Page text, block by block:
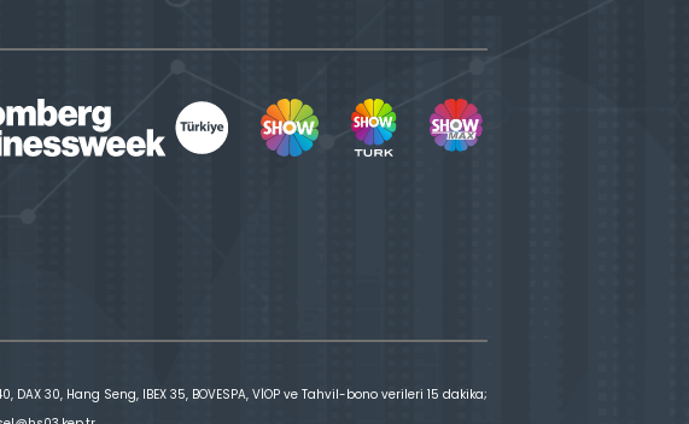
30, Hang Seng, IBEX 35, BOVESPA, VİOP ve Tahvil-bono verileri 15 dakika;